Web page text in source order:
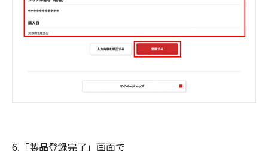
6.「製品登録完了」画面で